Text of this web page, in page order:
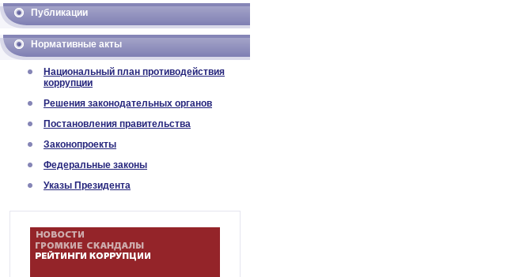
Публикации
Нормативные акты
Национальный план противодействия
коррупции
Решения законодательных органов
Постановления правительства
Законопроекты
Федеральные законы
Указы Президента